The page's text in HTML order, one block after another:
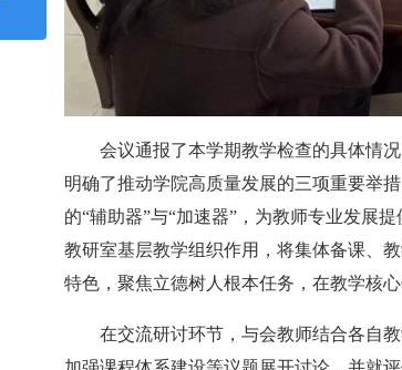
会议通报了本学期教学检查的具体情
明确了推动学院高质量发展的三项重要举
的“辅助器”与“加速器”，为教师专业发展
教研室基层教学组织作用，将集体备课、
特色，聚焦立德树人根本任务，在教学核
在交流研讨环节，与会教师结合各自